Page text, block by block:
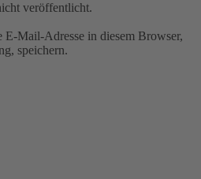
veröffentlicht.
E-Mail-Adresse in diesem Browser,
speichern.